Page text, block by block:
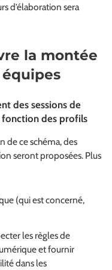
d’élaboration sera
la montée
des sessions de
des profils
de ce schéma, des
seront proposées. Plus
(qui est concerné,
les règles de
et fournir
dans les